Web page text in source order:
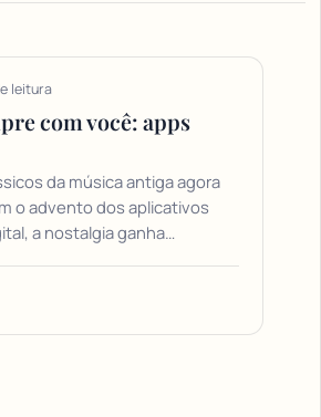
leitura
com você: apps
da música antiga agora
o advento dos aplicativos
a nostalgia ganha…